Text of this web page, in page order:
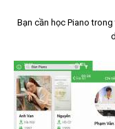
Bạn cần học Piano